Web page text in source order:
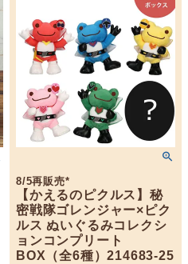
8/5再販売*
【かえるのピクルス】秘
密戦隊ゴレンジャー×ピク
ルス ぬいぐるみコレクシ
ョンコンプリート
BOX（全6種）214683-25